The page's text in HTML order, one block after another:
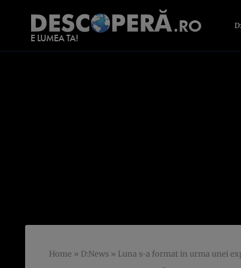
Home » D:News » Luna s-a format in urma unei